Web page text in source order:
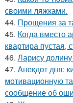
своими ляжками.
44. Прощения за
45. Когда вместо
квартира пустая,
46. Ларису
47. Aнекдот дня:
мотивационную
сообщение об